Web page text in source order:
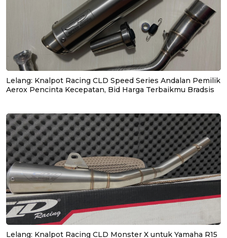
Lelang: Knalpot Racing CLD Speed Series Andalan Pemilik
Aerox Pencinta Kecepatan, Bid Harga Terbaikmu Bradsis
Lelang: Knalpot Racing CLD Monster X untuk Yamaha R15